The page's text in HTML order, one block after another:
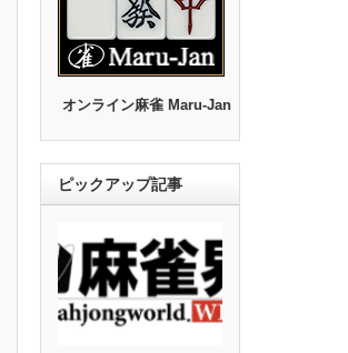
オンライン麻雀 Maru-Jan
ピックアップ記事